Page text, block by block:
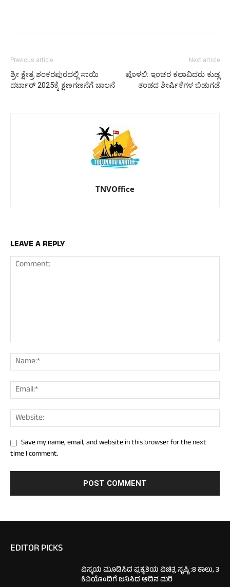
Previous article
ಶ್ರೀ ಕ್ಷೇತ್ರ ಶಂಕರಪುರದಲ್ಲಿ ಸಾಯಿ
ದರ್ಬಾರ್ 2025ಕ್ಕೆ ಕ್ಷಣಗಣನೆಗೆ ಚಾಲನೆ
Next article
ಪೊಳಲಿ: ಇಂಚರ ಕಲಾವಿದರು ಕುಡ್ಲ
ತಂಡದ ಶೀರ್ಷಿಕೆಗಳ ಬಿಡುಗಡೆ
TNVOffice
LEAVE A REPLY
Save my name, email, and website in this browser for the next
time I comment.
EDITOR PICKS
ವಿಸ್ಮಯ ಮೂಡಿಸಿದ ಪ್ರಕೃತಿಯ ವಿಚಿತ್ರ ಸೃಷ್ಟಿ :8 ಕಾಲು, 3
ಕಿವಿಯೊಂದಿಗೆ ಜನಿಸಿದ ಆಡಿನ ಮರಿ